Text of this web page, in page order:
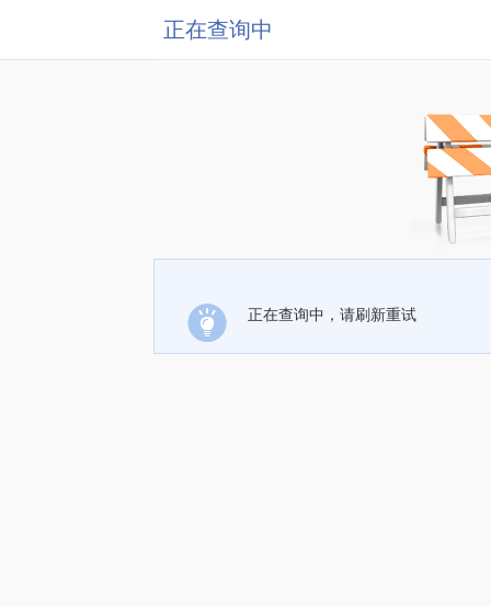
正在查询中
正在查询中，请刷新重试